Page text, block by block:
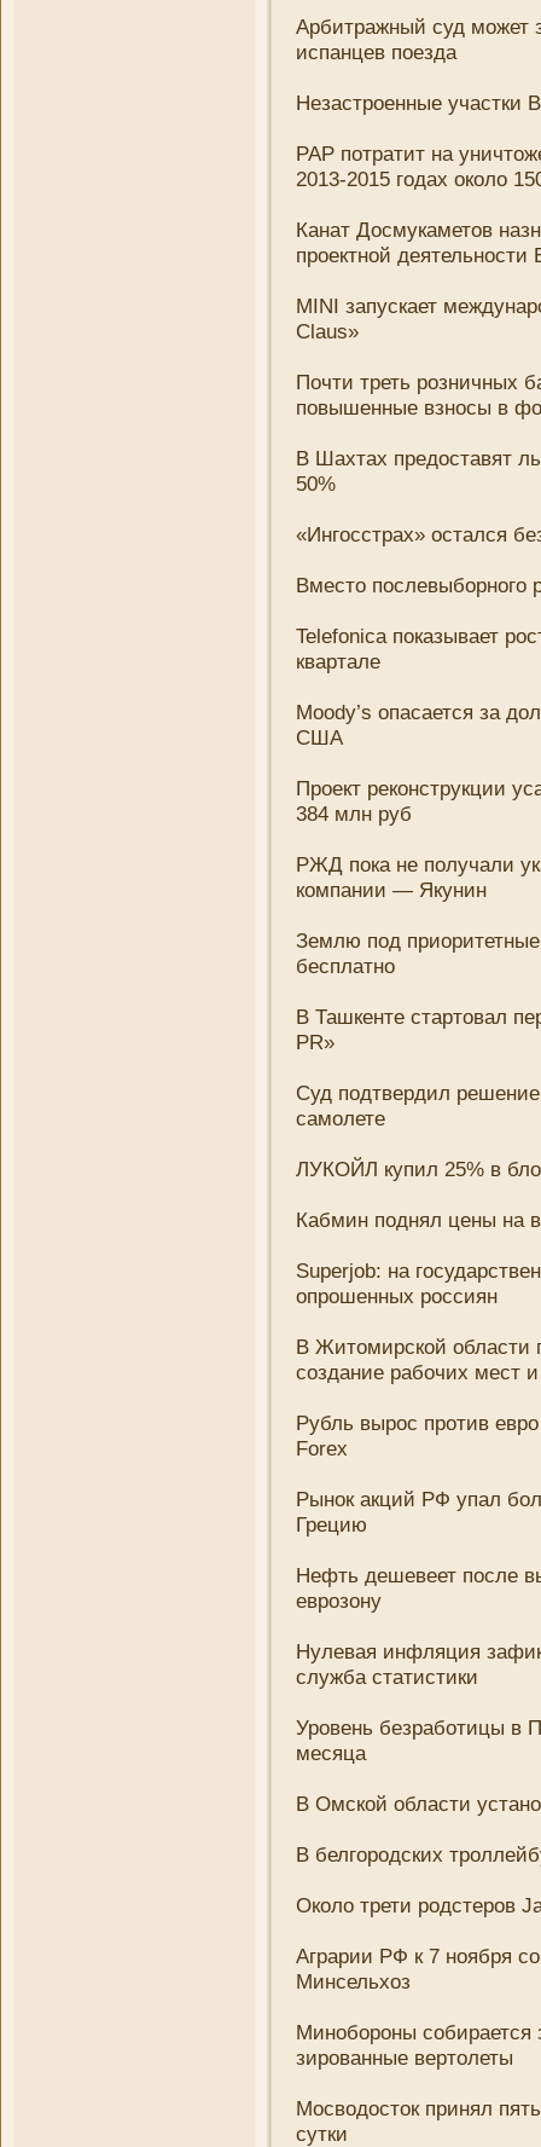
Арбитражный суд может
испанцев поезда
Незастроенные участки
РАР потратит на
2013-2015 годах около
Канат Досмукаметов
проектной
MINI запускает
Claus»
Почти треть розни­чных
повышенные взносы в
В Шахтах предоставят
50%
«Ингосстрах» остался
Вместо послевыборного
Telefonica показывает
квартале
Moody’s опасается за
США
Проект реконструкции
384 млн руб
РЖД пока не получали
компани­и — Якуни­н
Землю под приоритетные
бесплатно
В Ташкенте стартовал
PR»
Суд подтвердил
самолете
ЛУКОЙЛ купил 25% в
Кабмин поднял цены на
Superjob: на
опрошенных россиян
В Житомирской области
создани­е рабочих мест
Рубль вырос против
Forex
Рынок акций РФ упал
Грецию
Нефть дешевеет после
еврозону
Нулевая инфляция
служба статистики
Уровень безработицы в
месяца
В Омской области
В белгородских
Около трети родстеров
Аграрии РФ к 7 ноября
Минсельхоз
Минобороны
зированные вертолеты
Мосводосток принял
сутки